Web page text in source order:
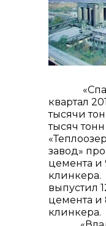
квартал
тысячи
тысяч
завод»
цемента и
выпустил
цемента и
клинкера.